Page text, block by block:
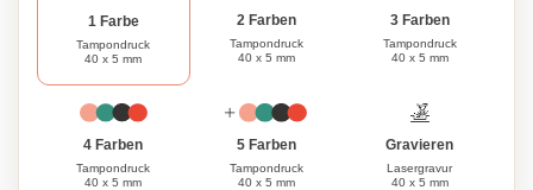
1 Farbe
Tampondruck
40 x 5 mm
2 Farben
Tampondruck
40 x 5 mm
3 Farben
Tampondruck
40 x 5 mm
4 Farben
Tampondruck
40 x 5 mm
5 Farben
Tampondruck
40 x 5 mm
Gravieren
Lasergravur
40 x 5 mm